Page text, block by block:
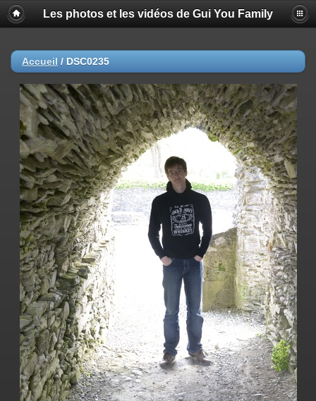
Les photos et les vidéos de Gui You Family
Accueil / DSC0235